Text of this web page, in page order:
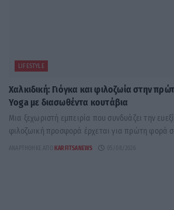
LIFESTYLE
Χαλκιδική: Γιόγκα και φιλοζωία στην
Yoga με διασωθέντα κουτάβια
Μια ξεχωριστή εμπειρία που συνδυάζει την
φιλοζωική προσφορά έρχεται για πρώτη φορά
ΑΝΑΡΤΉΘΗΚΕ ΑΠΌ KARFITSANEWS